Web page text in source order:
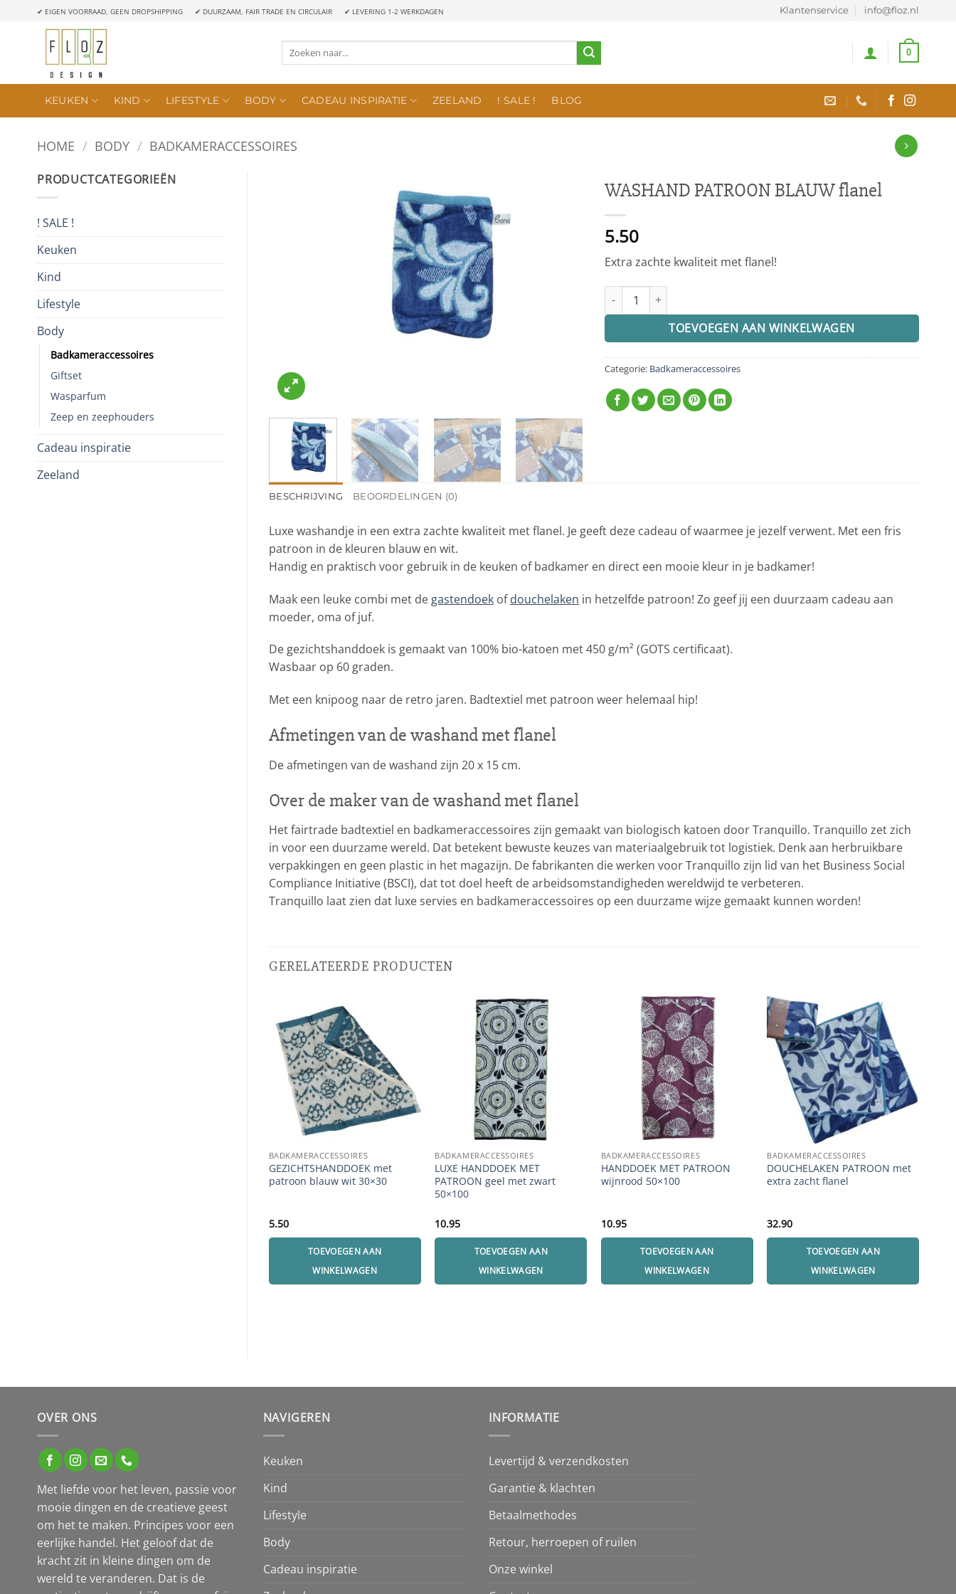
✔ EIGEN VOORRAAD, GEEN DROPSHIPPING ✔ DUURZAAM, FAIR TRADE EN CIRCULAIR ✔ LEVERING 1-2 WERKDAGEN Klantenservice info@floz.nl
Zoeken
0
KEUKEN KIND LIFESTYLE BODY CADEAU INSPIRATIE ZEELAND ! SALE ! BLOG
HOME / BODY / BADKAMERACCESSOIRES
PRODUCTCATEGORIEËN
! SALE !
Keuken
Kind
Lifestyle
Body
Badkameraccessoires
Giftset
Wasparfum
Zeep en zeephouders
Cadeau inspiratie
Zeeland
WASHAND PATROON BLAUW flanel
5.50
Extra zachte kwaliteit met flanel!
WASHAND PATROON BLAUW flanel aantal
TOEVOEGEN AAN WINKELWAGEN
Categorie: Badkameraccessoires
BESCHRIJVING BEOORDELINGEN (0)
Luxe washandje in een extra zachte kwaliteit met flanel. Je geeft deze cadeau of waarmee je jezelf verwent. Met een fris
patroon in de kleuren blauw en wit.
Handig en praktisch voor gebruik in de keuken of badkamer en direct een mooie kleur in je badkamer!
Maak een leuke combi met de gastendoek ofdouchelaken in hetzelfde patroon! Zo geef jij een duurzaam cadeau aan
moeder, oma of juf.
De gezichtshanddoek is gemaakt van 100% bio-katoen met 450 g/m² (GOTS certificaat).
Wasbaar op 60 graden.
Met een knipoog naar de retro jaren. Badtextiel met patroon weer helemaal hip!
Afmetingen van de washand met flanel
De afmetingen van de washand zijn 20 x 15 cm.
Over de maker van de washand met flanel
Het fairtrade badtextiel en badkameraccessoires zijn gemaakt van biologisch katoen door Tranquillo. Tranquillo zet zich
in voor een duurzame wereld. Dat betekent bewuste keuzes van materiaalgebruik tot logistiek. Denk aan herbruikbare
verpakkingen en geen plastic in het magazijn. De fabrikanten die werken voor Tranquillo zijn lid van het Business Social
Compliance Initiative (BSCI), dat tot doel heeft de arbeidsomstandigheden wereldwijd te verbeteren.
Tranquillo laat zien dat luxe servies en badkameraccessoires op een duurzame wijze gemaakt kunnen worden!
GERELATEERDE PRODUCTEN
BADKAMERACCESSOIRES
GEZICHTSHANDDOEK met
patroon blauw wit 30×30
5.50
TOEVOEGEN AAN
WINKELWAGEN
BADKAMERACCESSOIRES
LUXE HANDDOEK MET
PATROON geel met zwart
50×100
10.95
TOEVOEGEN AAN
WINKELWAGEN
BADKAMERACCESSOIRES
HANDDOEK MET PATROON
wijnrood 50×100
10.95
TOEVOEGEN AAN
WINKELWAGEN
BADKAMERACCESSOIRES
DOUCHELAKEN PATROON met
extra zacht flanel
32.90
TOEVOEGEN AAN
WINKELWAGEN
OVER ONS
Met liefde voor het leven, passie voor
mooie dingen en de creatieve geest
om het te maken. Principes voor een
eerlijke handel. Het geloof dat de
kracht zit in kleine dingen om de
wereld te veranderen. Dat is de
NAVIGEREN
Keuken
Kind
Lifestyle
Body
Cadeau inspiratie
INFORMATIE
Levertijd & verzendkosten
Garantie & klachten
Betaalmethodes
Retour, herroepen of ruilen
Onze winkel